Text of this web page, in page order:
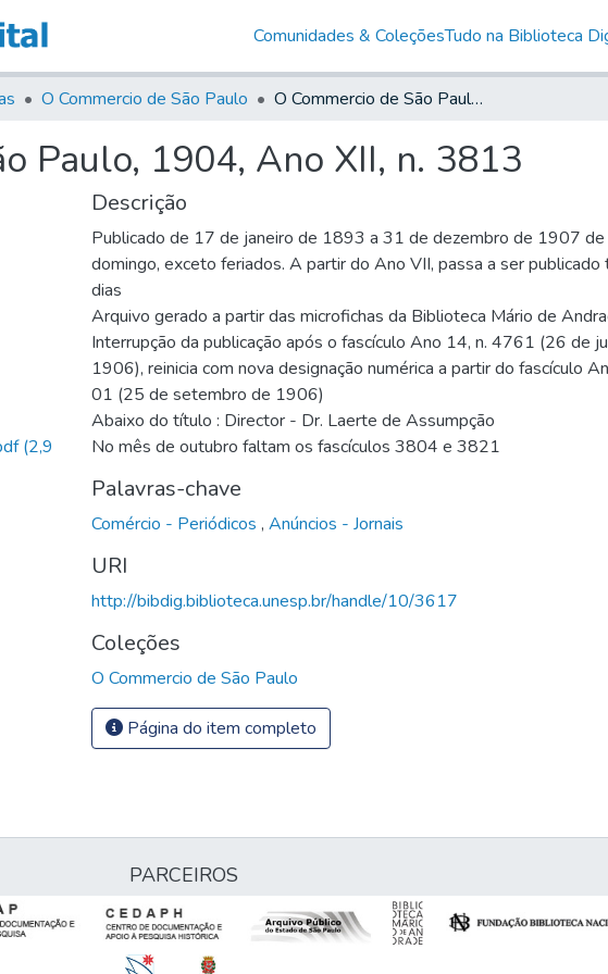
Comunidades & ColeçõesTudo na Biblioteca
O Commercio de São Paulo O Commercio de São Paulo, 1904, Ano XII, n. 3813
Paulo, 1904, Ano XII, n. 3813
(2,9
Descrição
Publicado de 17 de janeiro de 1893 a 31 de dezembro de 1907 de
domingo, exceto feriados. A partir do Ano VII, passa a ser publicado
dias
Arquivo gerado a partir das microfichas da Biblioteca Mário de
Interrupção da publicação após o fascículo Ano 14, n. 4761 (26 de
1906), reinicia com nova designação numérica a partir do fascículo
01 (25 de setembro de 1906)
Abaixo do título : Director - Dr. Laerte de Assumpção
No mês de outubro faltam os fascículos 3804 e 3821
Palavras-chave
Comércio - Periódicos , Anúncios - Jornais
URI
http://bibdig.biblioteca.unesp.br/handle/10/3617
Coleções
O Commercio de São Paulo
Página do item completo
PARCEIROS